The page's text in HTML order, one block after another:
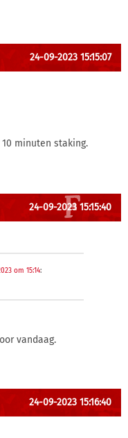
24-09-2023 15:15:07
minuten staking.
24-09-2023 15:15:40
om 15:14:
vandaag.
24-09-2023 15:16:40